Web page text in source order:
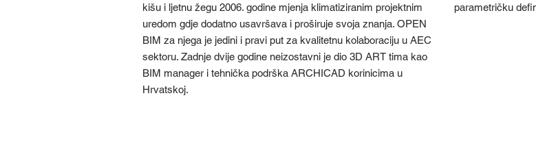
kišu i ljetnu žegu 2006. godine mjenja klimatiziranim projektnim
uredom gdje dodatno usavršava i proširuje svoja znanja. OPEN
BIM za njega je jedini i pravi put za kvalitetnu kolaboraciju u AEC
sektoru. Zadnje dvije godine neizostavni je dio 3D ART tima kao
BIM manager i tehnička podrška ARCHICAD korinicima u
Hrvatskoj.
parametričku